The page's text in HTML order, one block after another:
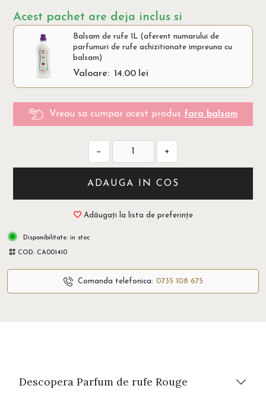
Acest pachet are deja inclus si
Balsam de rufe 1L (aferent numarului de
parfumuri de rufe achizitionate impreuna cu
balsam)
Valoare: 14.00 lei
Vreau sa cumpar acest produs fara balsam
− +
ADAUGA IN COS
Adăugați la lista de preferințe
Disponibilitate: in stoc
COD: CA001410
Comanda telefonica: 0735 108 675
Descopera Parfum de rufe Rouge